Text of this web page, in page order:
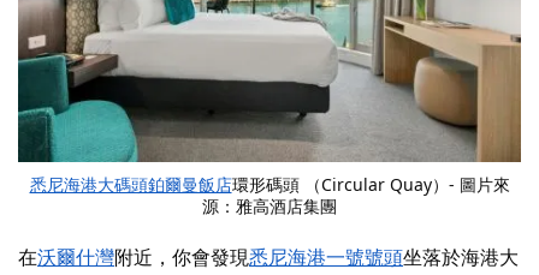
悉尼海港大碼頭鉑爾曼飯店環形碼頭 （Circular Quay）- 圖片來
源：雅高酒店集團
在沃爾什灣附近 ，你會發現悉尼海港一號號頭坐落於海港大